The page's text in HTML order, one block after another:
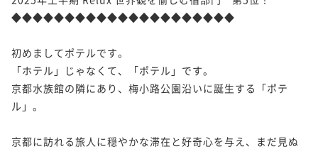
◆◆◆◆◆◆◆◆◆◆◆◆◆◆◆◆◆◆◆◆◆
初めましてポテルです。
「ホテル」じゃなくて、「ポテル」です。
京都水族館の隣にあり、梅小路公園沿いに誕生する「ポテ
ル」。
京都に訪れる旅人に穏やかな滞在と好奇心を与え、まだ見ぬ